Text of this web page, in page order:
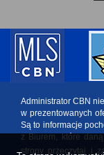
Administrator CBN
w prezentowanych
Są to informacje
z Biurem, które
strony przeczytaj i